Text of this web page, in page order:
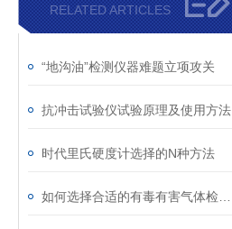
RELATED ARTICLES
“地沟油”检测仪器难题立项攻关
抗冲击试验仪试验原理及使用方法
时代里氏硬度计选择的N种方法